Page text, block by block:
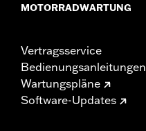
MOTORRADWARTUNG
Vertragsservice
Bedienungsanleitungen
Wartungspläne
Software-Updates